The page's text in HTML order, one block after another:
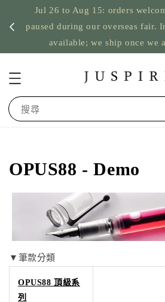
Jul 26 to Aug 15: orders
paused during our overseas fair.
available; we ship once we
搜尋
OPUS88 - Demo
OPUS88 頂級系
列
▼筆款分類